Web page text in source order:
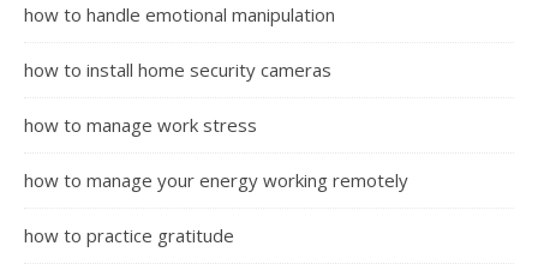
how to handle emotional manipulation
how to install home security cameras
how to manage work stress
how to manage your energy working remotely
how to practice gratitude